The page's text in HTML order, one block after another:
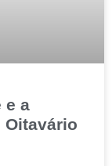
e a
Oitavário